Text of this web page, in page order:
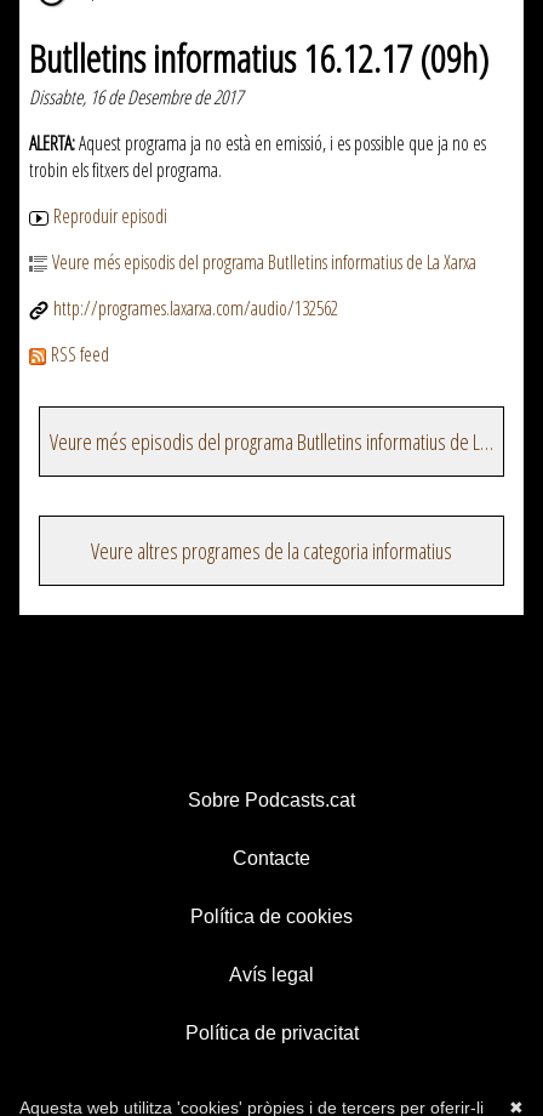
Butlletins informatius 16.12.17 (09h)
Dissabte, 16 de Desembre de 2017
ALERTA:Aquest programa ja no està en emissió, i es possible que ja no es
trobin els fitxers del programa.
Reproduir episodi
Veure més episodis del programa Butlletins informatius de La Xarxa
http://programes.laxarxa.com/audio/132562
RSS feed
Veure més episodis del programa Butlletins informatius de La Xarxa
Veure altres programes de la categoria informatius
Sobre Podcasts.cat
Contacte
Política de cookies
Avís legal
Política de privacitat
✖
Aquesta web utilitza 'cookies' pròpies i de tercers per oferir-li